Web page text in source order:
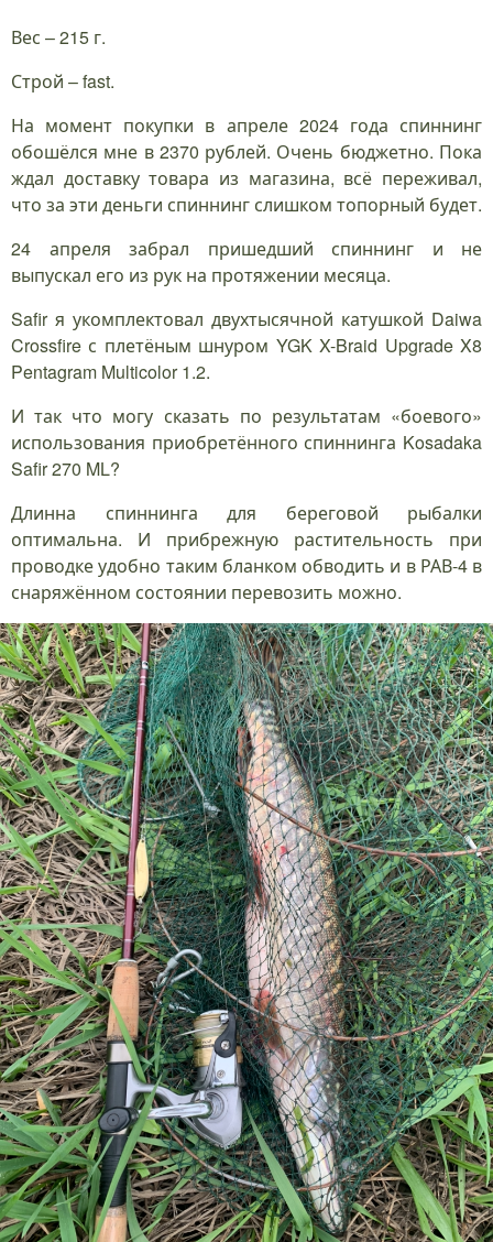
Вес – 215 г.
Строй – fast.
На момент покупки в апреле 2024 года спиннинг
обошёлся мне в 2370 рублей. Очень бюджетно. Пока
ждал доставку товара из магазина, всё переживал,
что за эти деньги спиннинг слишком топорный будет.
24 апреля забрал пришедший спиннинг и не
выпускал его из рук на протяжении месяца.
Safir я укомплектовал двухтысячной катушкой Daiwa
Crossfire с плетёным шнуром YGK X-Braid Upgrade X8
Pentagram Multicolor 1.2.
И так что могу сказать по результатам «боевого»
использования приобретённого спиннинга Kosadaka
Safir 270 ML?
Длинна спиннинга для береговой рыбалки
оптимальна. И прибрежную растительность при
проводке удобно таким бланком обводить и в РАВ-4 в
снаряжённом состоянии перевозить можно.